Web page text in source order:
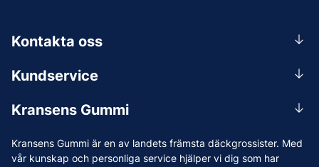
Kransens Gummi är en av landets främsta däckgrossister. Med
vår kunskap och personliga service hjälper vi dig som har
Kundservice
Leverans
Kransens Gummi
Vi som jobbar på Kransens Gummi
Kontakta oss
0156-409 00
Mån-Tors 07.30-16:30, Fre 07.30-15.00.
Lunchstängt 12:00-12:30